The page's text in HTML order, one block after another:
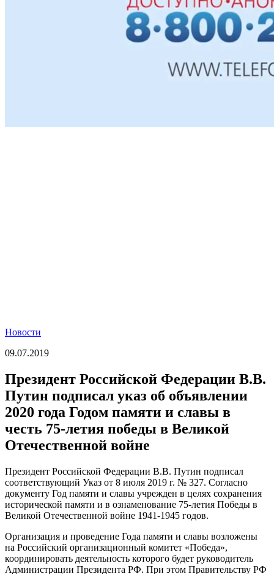
Новости
09.07.2019
Президент Российской Федерации В.В.
Путин подписал указ об объявлении
2020 года Годом памяти и славы в
честь 75-летия победы в Великой
Отечественной войне
Президент Российской Федерации В.В. Путин подписал
соответствующий Указ от 8 июля 2019 г. № 327. Согласно
документу Год памяти и славы учрежден в целях сохранения
исторической памяти и в ознаменование 75-летия Победы в
Великой Отечественной войне 1941-1945 годов.
Организация и проведение Года памяти и славы возложены
на Российский организационный комитет «Победа»,
координировать деятельность которого будет руководитель
Администрации Президента РФ. При этом Правительству РФ